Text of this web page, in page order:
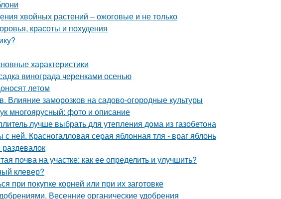
хвойных растений – ожоговые и не только
красоты и похудения
характеристики
винограда черенками осенью
летом
Влияние заморозков на садово-огородные культуры
многоярусный: фото и описание
лучше выбрать для утепления дома из газобетона
ней. Красногалловая серая яблонная тля - враг яблонь
почва на участке: как ее определить и улучшить?
клевер?
при покупке корней или при их заготовке
Весенние органические удобрения